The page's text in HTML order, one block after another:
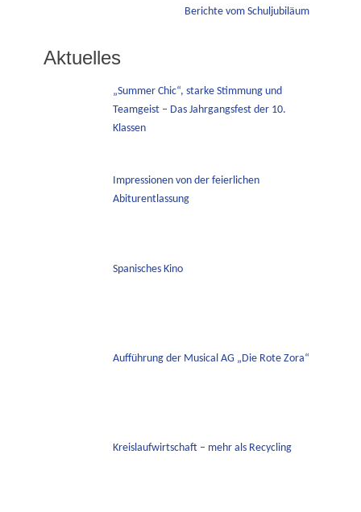
Berichte vom Schuljubiläum
Aktuelles
„Summer Chic“, starke Stimmung und
Teamgeist – Das Jahrgangsfest der 10.
Klassen
Impressionen von der feierlichen
Abiturentlassung
Spanisches Kino
Aufführung der Musical AG „Die Rote Zora“
Kreislaufwirtschaft – mehr als Recycling